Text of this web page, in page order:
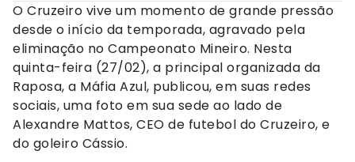
O Cruzeiro vive um momento de grande pressão
desde o início da temporada, agravado pela
eliminação no Campeonato Mineiro. Nesta
quinta-feira (27/02), a principal organizada da
Raposa, a Máfia Azul, publicou, em suas redes
sociais, uma foto em sua sede ao lado de
Alexandre Mattos, CEO de futebol do Cruzeiro, e
do goleiro Cássio.